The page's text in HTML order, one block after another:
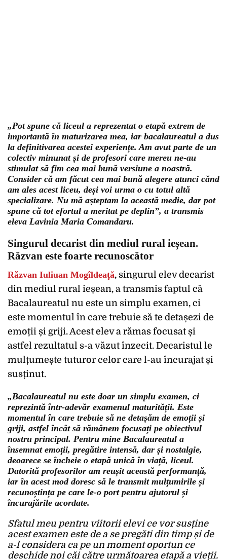
„Pot spune că liceul a reprezentat o etapă extrem de
importantă în maturizarea mea, iar bacalaureatul a dus
la definitivarea acestei experiențe. Am avut parte de un
colectiv minunat și de profesori care mereu ne-au
stimulat să fim cea mai bună versiune a noastră.
Consider că am făcut cea mai bună alegere atunci cănd
am ales acest liceu, deși voi urma o cu totul altă
specializare. Nu mă aşteptam la această medie, dar pot
spune că tot efortul a meritat pe deplin”, a transmis
eleva Lavinia Maria Comandaru.
Singurul decarist din mediul rural ieșean.
Răzvan este foarte recunoscător
Răzvan Iuliuan Mogîldeaţă, singurul elev decarist
din mediul rural ieșean, a transmis faptul că
Bacalaureatul nu este un simplu examen, ci
este momentul în care trebuie să te detașezi de
emoții și griji. Acest elev a rămas focusat și
astfel rezultatul s-a văzut înzecit. Decaristul le
mulțumește tuturor celor care l-au încurajat și
susținut.
„Bacalaureatul nu este doar un simplu examen, ci
reprezintă într-adevăr examenul maturității. Este
momentul în care trebuie să ne detașăm de emoții și
griji, astfel încât să rămânem focusați pe obiectivul
nostru principal. Pentru mine Bacalaureatul a
însemnat emoții, pregătire intensă, dar și nostalgie,
deoarece se încheie o etapă unică în viață, liceul.
Datorită profesorilor am reușit această performanță,
iar în acest mod doresc să le transmit mulțumirile și
recunoștința pe care le-o port pentru ajutorul și
încurajările acordate.
Sfatul meu pentru viitorii elevi ce vor susține
acest examen este de a se pregăti din timp și de
a-l considera ca pe un moment oportun ce
deschide noi căi către următoarea etapă a vieții.